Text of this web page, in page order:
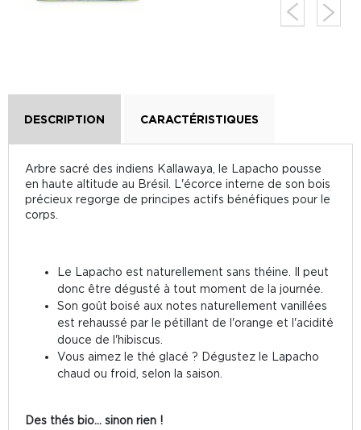
DESCRIPTION CARACTÉRISTIQUES
Arbre sacré des indiens Kallawaya, le Lapacho pousse
en haute altitude au Brésil. L'écorce interne de son bois
précieux regorge de principes actifs bénéfiques pour le
corps.
Le Lapacho est naturellement sans théine. Il peut
donc être dégusté à tout moment de la journée.
Son goût boisé aux notes naturellement vanillées
est rehaussé par le pétillant de l'orange et l'acidité
douce de l'hibiscus.
Vous aimez le thé glacé ? Dégustez le Lapacho
chaud ou froid, selon la saison.
Des thés bio... sinon rien !